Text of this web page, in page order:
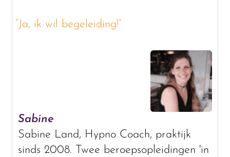
“Ja, ik wil begeleiding!”
Sabine
Sabine Land, Hypno Coach, praktijk
sinds 2008. Twee beroepsopleidingen 'in